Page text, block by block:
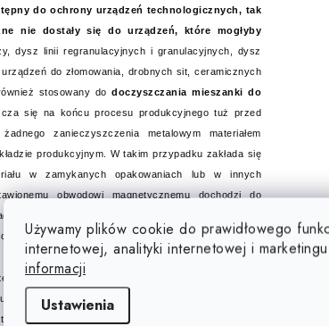
Używamy plików cookie do prawidłowego
internetowej, analityki internetowej i
informacji
Ustawienia
do ochrony urządzeń technologicznych, tak
nie dostały się do urządzeń, które mogłyby
dysz linii regranulacyjnych i granulacyjnych, dysz
do złomowania, drobnych sit, ceramicznych
stosowany do doczyszczania mieszanki do
się na końcu procesu produkcyjnego tuż przed
zanieczyszczenia metalowym materiałem
produkcyjnym. W takim przypadku zakłada się
w zamykanych opakowaniach lub w innych
obwodowi magnetycznemu dochodzi do
(prosimy dokładnie przeczytać poniżej
może wychwycić ten ruszt magnetyczny).
może wynosić
być dobrze sypki, suchy, nieklejący i bez grudek,
magnetycznego materiałem. Przez pojęcie dobrze